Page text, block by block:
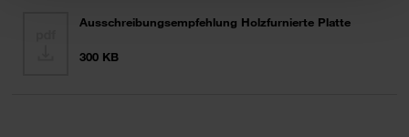
Ausschreibungsempfehlung Holzfurnierte Platte
300 KB